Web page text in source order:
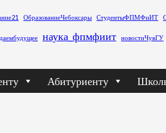
ОбразованиеЧебоксары СтудентыФПМФиИТ
наука_фпмфиит новостиЧувГУ
Абитуриенту